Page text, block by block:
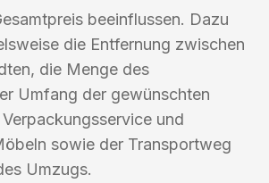
beeinflussen. Dazu
die Entfernung zwischen
die Menge des
Umfang der gewünschten
und
sowie der Transportweg
Umzugs.